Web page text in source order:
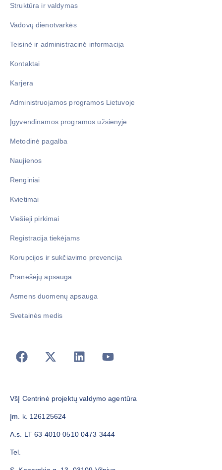
Struktūra ir valdymas
Vadovų dienotvarkės
Teisinė ir administracinė informacija
Kontaktai
Karjera
Administruojamos programos Lietuvoje
Įgyvendinamos programos užsienyje
Metodinė pagalba
Naujienos
Renginiai
Kvietimai
Viešieji pirkimai
Registracija tiekėjams
Korupcijos ir sukčiavimo prevencija
Pranešėjų apsauga
Asmens duomenų apsauga
Svetainės medis
VšĮ Centrinė projektų valdymo agentūra
Įm. k. 126125624
A.s. LT 63 4010 0510 0473 3444
Tel.